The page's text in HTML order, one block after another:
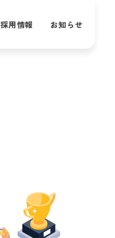
採用情報 お知らせ